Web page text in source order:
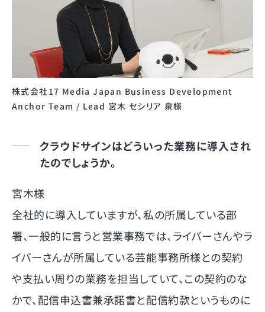
株式会社17 Media Japan Business Development
Anchor Team / Lead 宮木 セシリア 泉様
クラウドサインはどういった業務に導入され
たのでしょうか。
宮木様
全社的に導入していますが、私の所属している部
署、一般的に言うと営業事務では、ライバーさんやラ
イバーさんが所属している芸能事務所様との契約
や支払い周りの業務を担当していて、この契約のな
かで、配信申込書兼承諾書と配信約款というものに